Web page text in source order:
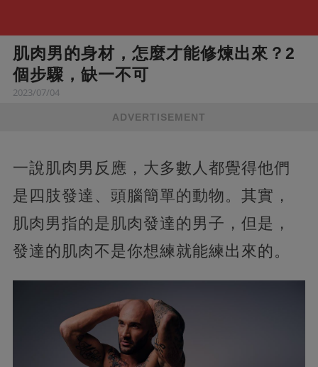
肌肉男的身材，怎麼才能修煉出來？2
個步驟，缺一不可
2023/07/04
ADVERTISEMENT
一說肌肉男反應，大多數人都覺得他們
是四肢發達、頭腦簡單的動物。其實，
肌肉男指的是肌肉發達的男子，但是，
發達的肌肉不是你想練就能練出來的。